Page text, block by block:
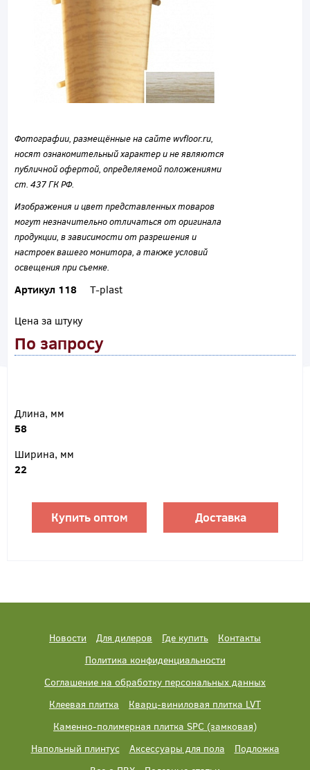
Фотографии, размещённые на сайте wvfloor.ru,
носят ознакомительный характер и не являются
публичной офертой, определяемой положениями
ст. 437 ГК РФ.
Изображения и цвет представленных товаров
могут незначительно отличаться от оригинала
продукции, в зависимости от разрешения и
настроек вашего монитора, а также условий
освещения при съемке.
Артикул 118 T-plast
Цена за штуку
По запросу
Длина, мм
58
Ширина, мм
22
Купить оптом Доставка
Новости Для дилеров Где купить
Контакты
Политика конфиденциальности
Соглашение на обработку персональных данных
Клеевая плитка
Кварц-виниловая плитка LVT
Каменно-полимерная плитка SPC (замковая)
Напольный плинтус
Аксессуары для пола
Подложка